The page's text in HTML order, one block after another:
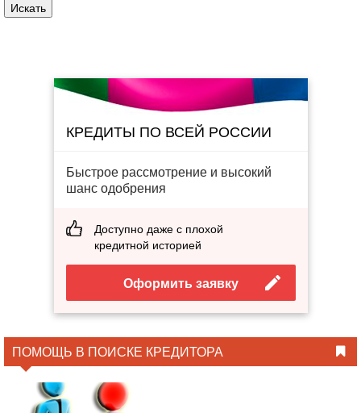
КРЕДИТЫ ПО ВСЕЙ РОССИИ
Быстрое рассмотрение и высокий
шанс одобрения
Доступно даже с плохой
кредитной историей
Оформить заявку
ПОМОЩЬ В ПОИСКЕ КРЕДИТОРА